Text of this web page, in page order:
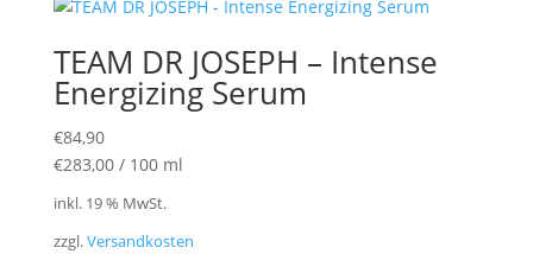
TEAM DR JOSEPH – Intense
Energizing Serum
€84,90
€283,00/ 100 ml
inkl. 19 % MwSt.
zzgl.Versandkosten